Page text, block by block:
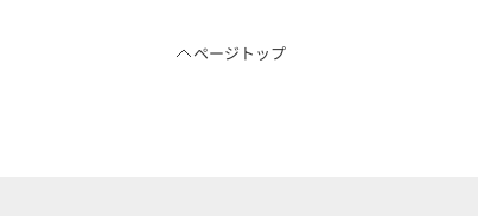
ページトップ